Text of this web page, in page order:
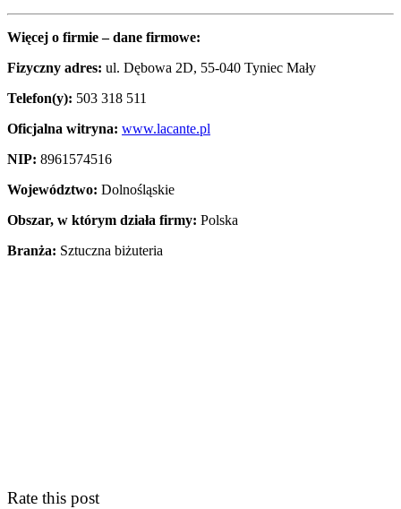
Więcej o firmie – dane firmowe:
Fizyczny adres: ul. Dębowa 2D, 55-040 Tyniec Mały
Telefon(y): 503 318 511
Oficjalna witryna: www.lacante.pl
NIP: 8961574516
Województwo: Dolnośląskie
Obszar, w którym działa firmy: Polska
Branża: Sztuczna biżuteria
Rate this post